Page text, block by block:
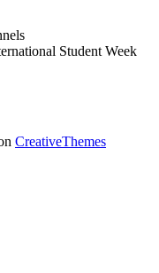
Student Week
CreativeThemes